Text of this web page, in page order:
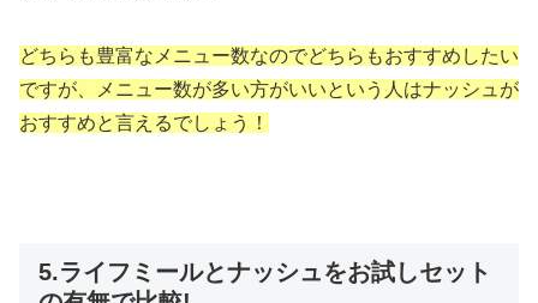
どちらも豊富なメニュー数なのでどちらもおすすめしたい
ですが、メニュー数が多い方がいいという人はナッシュが
おすすめと言えるでしょう！
5.ライフミールとナッシュをお試しセット